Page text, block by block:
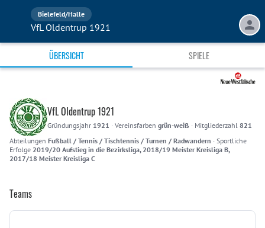
Bielefeld/Halle
VfL Oldentrup 1921
ÜBERSICHT SPIELE
VfL Oldentrup 1921
Gründungsjahr 1921 · Vereinsfarben grün-weiß · Mitgliederzahl 821
Abteilungen Fußball / Tennis / Tischtennis / Turnen / Radwandern · Sportliche
Erfolge 2019/20 Aufstieg in die Bezirksliga, 2018/19 Meister Kreisliga B,
2017/18 Meister Kreisliga C
Teams